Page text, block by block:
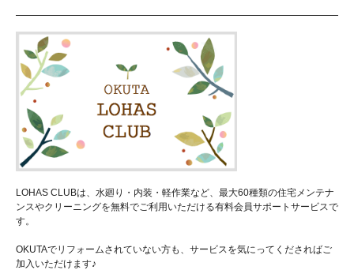
LOHAS CLUBは、水廻り・内装・軽作業など、最大60種類の住宅メンテナ
ンスやクリーニングを無料でご利用いただける有料会員サポートサービスで
す。
OKUTAでリフォームされていない方も、サービスを気にってくださればご
加入いただけます♪